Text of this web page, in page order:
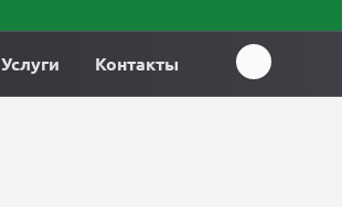
Услуги Контакты